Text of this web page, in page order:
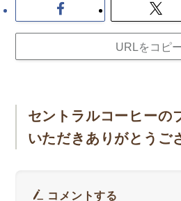
URLをコピ
セントラルコーヒーの
いただきありがとうご
コメントする